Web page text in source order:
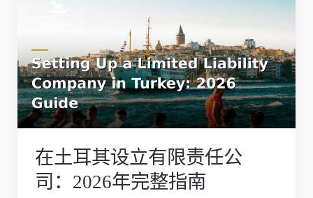
在土耳其设立有限责任公
司：2026年完整指南
其
设
立
有
限
任
公
司：